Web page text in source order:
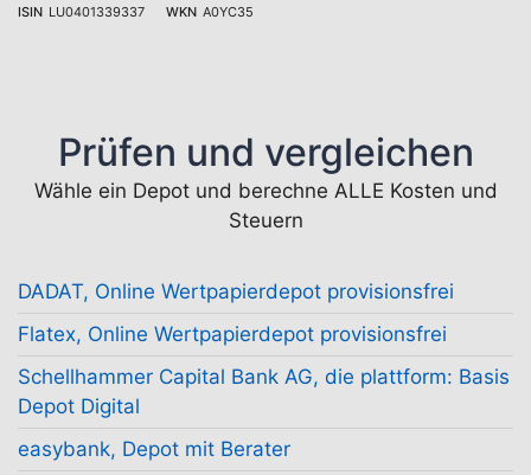
ISIN LU0401339337 WKN A0YC35
Prüfen und vergleichen
Wähle ein Depot und berechne ALLE Kosten und
Steuern
DADAT, Online Wertpapierdepot provisionsfrei
Flatex, Online Wertpapierdepot provisionsfrei
Schellhammer Capital Bank AG, die plattform: Basis
Depot Digital
easybank, Depot mit Berater